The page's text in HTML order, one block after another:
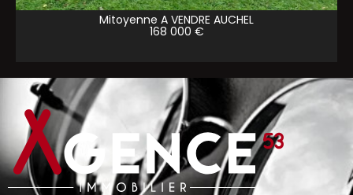
Mitoyenne A VENDRE AUCHEL
168 000 €